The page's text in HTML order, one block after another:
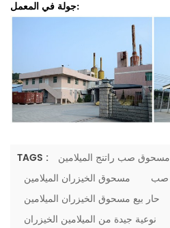
جولة في المعمل:
TAGS :
مسحوق صب راتنج الميلامين
مسحوق الخيزران الميلامين
حار بيع مسحوق الخيزران الميلامين
نوعية جيدة من الميلامين الخيزران